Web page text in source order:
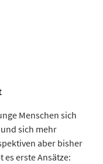
Menschen sich
sich mehr
aber bisher
erste Ansätze: